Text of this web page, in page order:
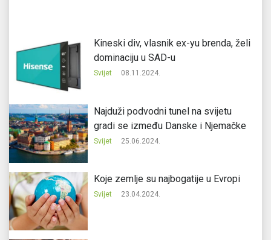
Kineski div, vlasnik ex-yu brenda, želi
dominaciju u SAD-u
Svijet 08.11.2024.
Najduži podvodni tunel na svijetu
gradi se između Danske i Njemačke
Svijet 25.06.2024.
Koje zemlje su najbogatije u Evropi
Svijet 23.04.2024.